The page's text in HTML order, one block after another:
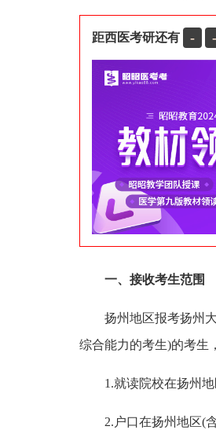
距西医考研还有 - -
一、接收考生范围
扬州地区报考扬州
综合能力的考生)的考生
1.就读院校在扬州
2.户口在扬州地区(